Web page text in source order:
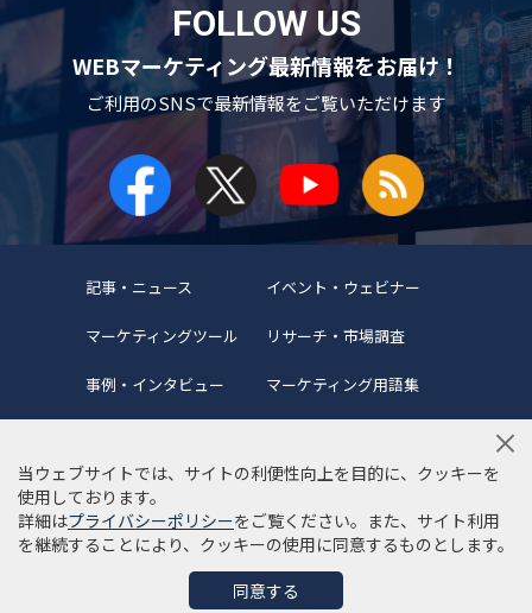
FOLLOW US
WEBマーケティング最新情報をお届け！
ご利用のSNSで最新情報をご覧いただけます
記事・ニュース イベント・ウェビナー
マーケティングツール リサーチ・市場調査
事例・インタビュー マーケティング用語集
当サイトについて 編集ポリシー
サイトマップ
利用規約
個人情報保護方針
©Copyright 2022 SYNCAD .All Rights Reserved.
当ウェブサイトでは、サイトの利便性向上を目的に、クッキーを
使用しております。
詳細はプライバシーポリシーをご覧ください。また、サイト利用
を継続することにより、クッキーの使用に同意するものとします。
同意する